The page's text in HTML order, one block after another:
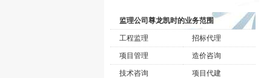
监理公司尊龙凯时的业务范围
工程监理 招标代理
项目管理 造价咨询
技术咨询 项目代建